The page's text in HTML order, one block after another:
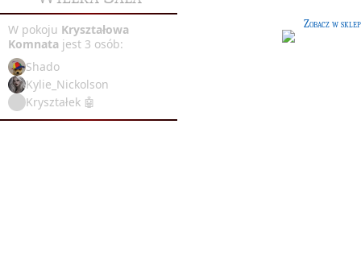
W pokoju Kryształowa
Komnata jest 3 osób:
Shado
Kylie_Nickolson
Kryształek 🤖
Zobacz w